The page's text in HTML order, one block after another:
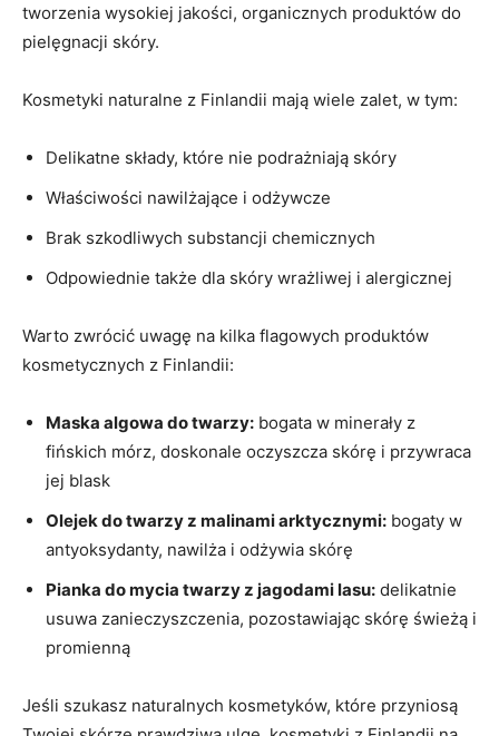
tworzenia wysokiej jakości, ⁢organicznych ​produktów do
pielęgnacji skóry.
Kosmetyki naturalne z Finlandii mają ‍wiele zalet, ⁣w tym:
Delikatne składy, ​które​ nie ‍podrażniają skóry
Właściwości nawilżające i odżywcze
Brak szkodliwych substancji chemicznych
Odpowiednie także dla skóry wrażliwej i alergicznej
Warto ⁣zwrócić uwagę na kilka flagowych produktów
kosmetycznych z Finlandii:
Maska algowa ‌do‌ twarzy: bogata w minerały z
fińskich mórz, doskonale oczyszcza skórę i przywraca
jej blask
Olejek do twarzy z malinami ⁣arktycznymi: bogaty‍ w
antyoksydanty,​ nawilża ⁢i odżywia skórę
Pianka do mycia twarzy z ‍jagodami lasu: delikatnie
usuwa zanieczyszczenia, pozostawiając ⁢skórę świeżą i
promienną
Jeśli szukasz naturalnych ‍kosmetyków, które przyniosą